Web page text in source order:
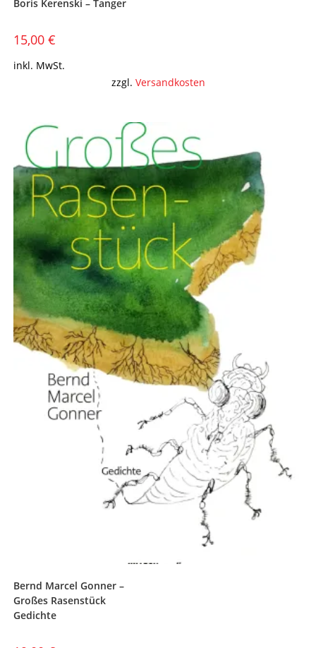
Boris Kerenski – Tanger
15,00 €
inkl. MwSt.
zzgl. Versandkosten
Bernd Marcel Gonner –
Großes Rasenstück
Gedichte